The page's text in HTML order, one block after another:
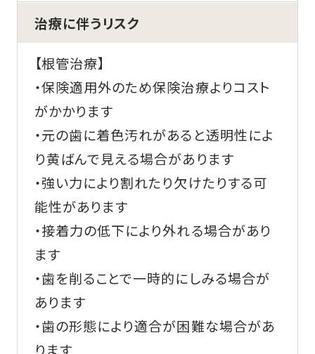
治療に伴うリスク
【根管治療】
・保険適用外のため保険治療よりコスト
がかかります
・元の歯に着色汚れがあると透明性によ
り黄ばんで見える場合があります
・強い力により割れたり欠けたりする可
能性があります
・接着力の低下により外れる場合があり
ます
・歯を削ることで一時的にしみる場合が
あります
・歯の形態により適合が困難な場合があ
ります